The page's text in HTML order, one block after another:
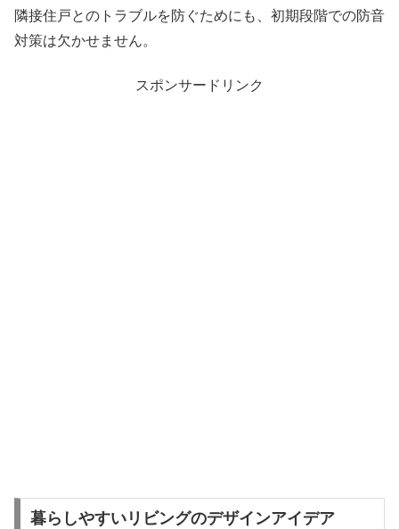
隣接住戸とのトラブルを防ぐためにも、初期段階での防音
対策は欠かせません。
スポンサードリンク
暮らしやすいリビングのデザインアイデア